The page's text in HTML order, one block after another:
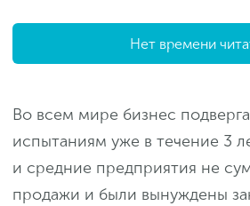
Нет времени
Во всем мире бизнес
испытаниям уже в течение 3
и средние предприятия не
продажи и были вынуждены